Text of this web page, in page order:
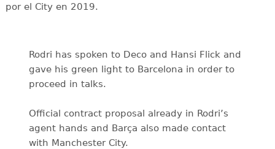
por el City en 2019.
Rodri has spoken to Deco and Hansi Flick and
gave his green light to Barcelona in order to
proceed in talks.
Official contract proposal already in Rodri’s
agent hands and Barça also made contact
with Manchester City.